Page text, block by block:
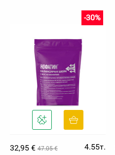
32,95 € 47.05 €
-30%
4.55т.